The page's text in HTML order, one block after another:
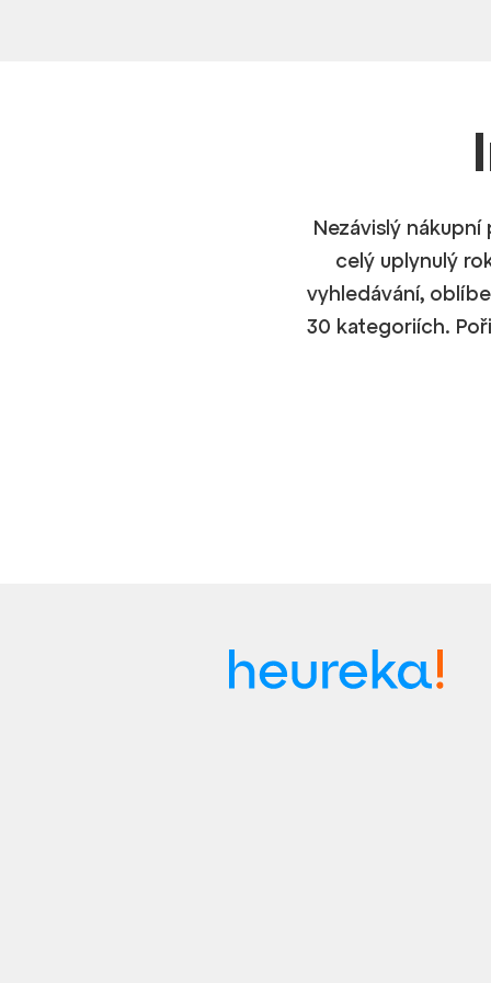
Nezávislý
celý uplynulý
vyhledávání,
30 kategoriích.